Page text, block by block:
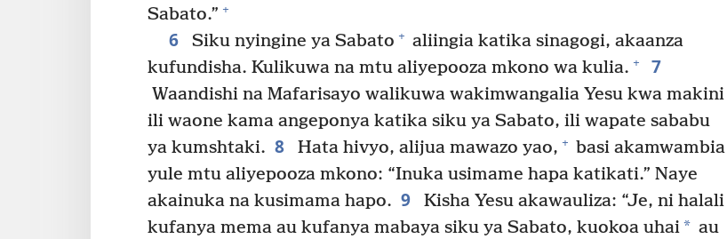
Sabato.” +
6 Siku nyingine ya Sabato + aliingia katika sinagogi, akaanza
kufundisha. Kulikuwa na mtu aliyepooza mkono wa kulia. + 7
Waandishi na Mafarisayo walikuwa wakimwangalia Yesu kwa makini
ili waone kama angeponya katika siku ya Sabato, ili wapate sababu
ya kumshtaki. 8 Hata hivyo, alijua mawazo yao, + basi akamwambia
yule mtu aliyepooza mkono: “Inuka usimame hapa katikati.” Naye
akainuka na kusimama hapo. 9
Kisha Yesu akawauliza: “Je, ni halali
kufanya mema au kufanya mabaya siku ya Sabato, kuokoa uhai* au